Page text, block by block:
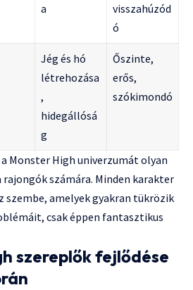
a
visszahúzód
ó
Jég és hó
létrehozása
,
hidegállósá
g
Őszinte,
erős,
szókimondó
Monster High univerzumát olyan
rajongók számára. Minden karakter
szembe, amelyek gyakran tükrözik
csak éppen fantasztikus
szereplők fejlődése